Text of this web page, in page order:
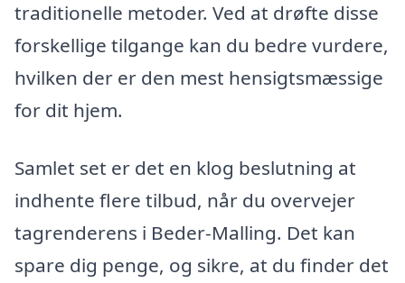
traditionelle metoder. Ved at drøfte disse
forskellige tilgange kan du bedre vurdere,
hvilken der er den mest hensigtsmæssige
for dit hjem.
Samlet set er det en klog beslutning at
indhente flere tilbud, når du overvejer
tagrenderens i Beder-Malling. Det kan
spare dig penge, og sikre, at du finder det